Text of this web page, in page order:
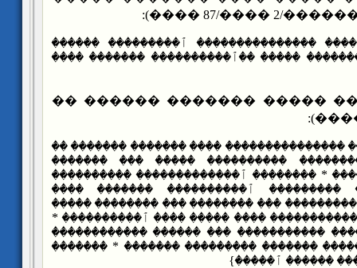
������ ��
��������������� ٱ��������� ������
�����ٰ ��ٱ���������� ������� ����
����� ���� ����� �������
{���� ����� ������� ��������������� ����
����� * ������� �����������
* �������� ٱ������������� ����������
��������� ٱ���������� ������� ����
��� �������� ��� �������� �����
���� ����� ���� ٱ���������� *
����� ������ ������ ����� �����������
������� ��������� ������� * �������
������ ٱ�����}